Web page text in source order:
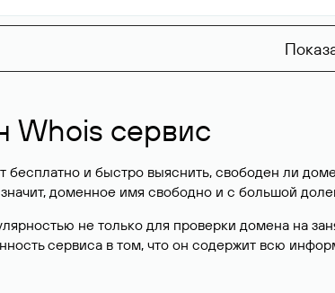
Whois сервис
бесплатно и быстро выяснить, свободен ли
доменное имя свободно и с большой
не только для проверки домена на
сервиса в том, что он содержит всю